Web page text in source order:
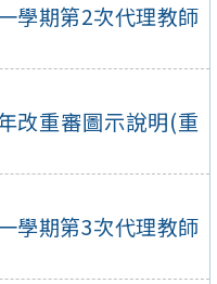
學期第2次代理教師
改重審圖示說明(重
學期第3次代理教師